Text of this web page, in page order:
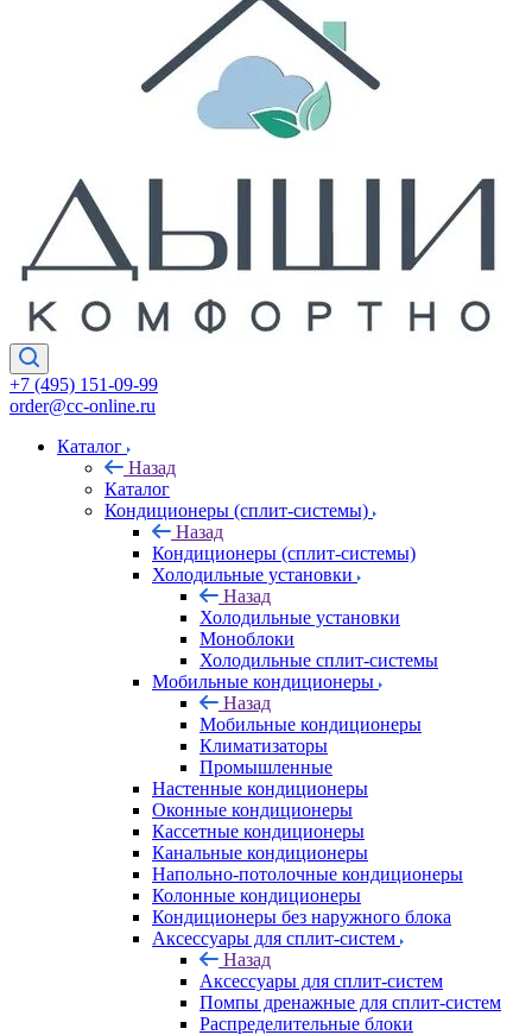
+7 (495) 151-09-99
order@cc-online.ru
Каталог
Назад
Каталог
Кондиционеры (сплит-системы)
Назад
Кондиционеры (сплит-системы)
Холодильные установки
Назад
Холодильные установки
Моноблоки
Холодильные сплит-системы
Мобильные кондиционеры
Назад
Мобильные кондиционеры
Климатизаторы
Промышленные
Настенные кондиционеры
Оконные кондиционеры
Кассетные кондиционеры
Канальные кондиционеры
Напольно-потолочные кондиционеры
Колонные кондиционеры
Кондиционеры без наружного блока
Аксессуары для сплит-систем
Назад
Аксессуары для сплит-систем
Помпы дренажные для сплит-систем
Распределительные блоки